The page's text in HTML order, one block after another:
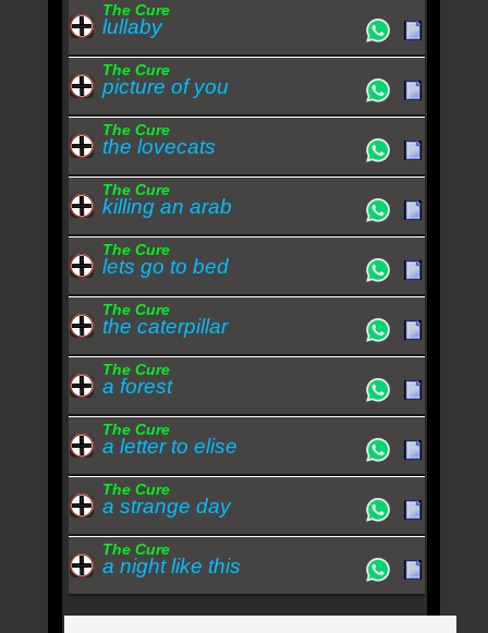
The Cure
lullaby
The Cure
picture of you
The Cure
the lovecats
The Cure
killing an arab
The Cure
lets go to bed
The Cure
the caterpillar
The Cure
a forest
The Cure
a letter to elise
The Cure
a strange day
The Cure
a night like this